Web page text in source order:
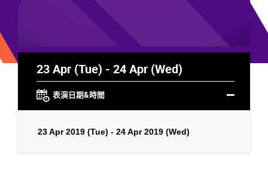
23 Apr (Tue) - 24 Apr (Wed)
表演日期&時間
23 Apr 2019 (Tue) - 24 Apr 2019 (Wed)